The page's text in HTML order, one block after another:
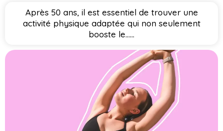
Après 50 ans, il est essentiel de trouver une
activité physique adaptée qui non seulement
booste le…...